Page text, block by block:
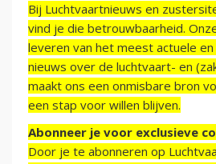
Bij Luchtvaartnieuws en
vind je die betrouwbaarheid.
leveren van het meest actuele en
nieuws over de luchtvaart- en
maakt ons een onmisbare bron
een stap voor willen blijven.
Abonneer je voor exclusieve
Door je te abonneren op